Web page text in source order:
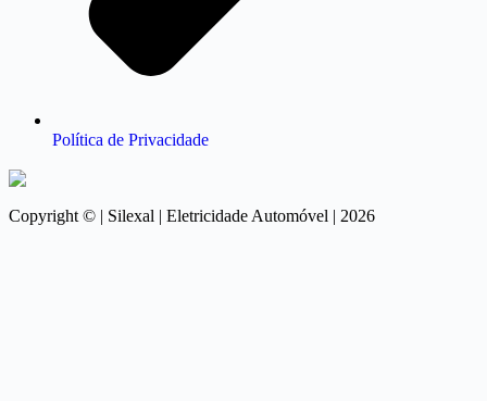
Política de Privacidade
Copyright © | Silexal | Eletricidade Automóvel | 2026